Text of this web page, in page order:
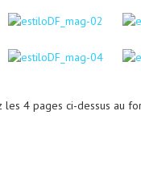
les 4 pages ci-dessus au